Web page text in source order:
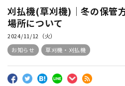
刈払機(草刈機)｜冬の保管
場所について
2024/11/12（火）
お知らせ
草刈機・刈払機